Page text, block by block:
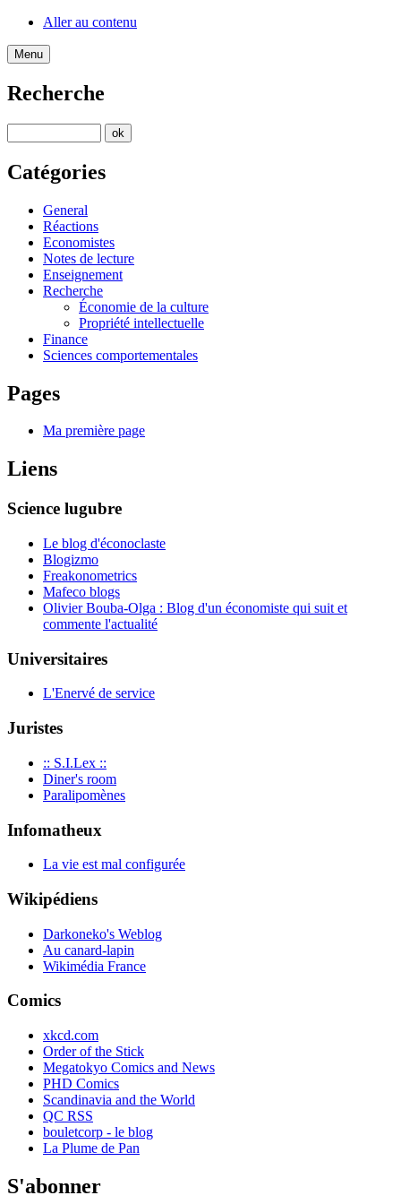
Aller au contenu
Menu
Recherche
Catégories
General
Réactions
Economistes
Notes de lecture
Enseignement
Recherche
Économie de la culture
Propriété intellectuelle
Finance
Sciences comportementales
Pages
Ma première page
Liens
Science lugubre
Le blog d'éconoclaste
Blogizmo
Freakonometrics
Mafeco blogs
Olivier Bouba-Olga : Blog d'un économiste qui suit et
commente l'actualité
Universitaires
L'Enervé de service
Juristes
:: S.I.Lex ::
Diner's room
Paralipomènes
Infomatheux
La vie est mal configurée
Wikipédiens
Darkoneko's Weblog
Au canard-lapin
Wikimédia France
Comics
xkcd.com
Order of the Stick
Megatokyo Comics and News
PHD Comics
Scandinavia and the World
QC RSS
bouletcorp - le blog
La Plume de Pan
S'abonner